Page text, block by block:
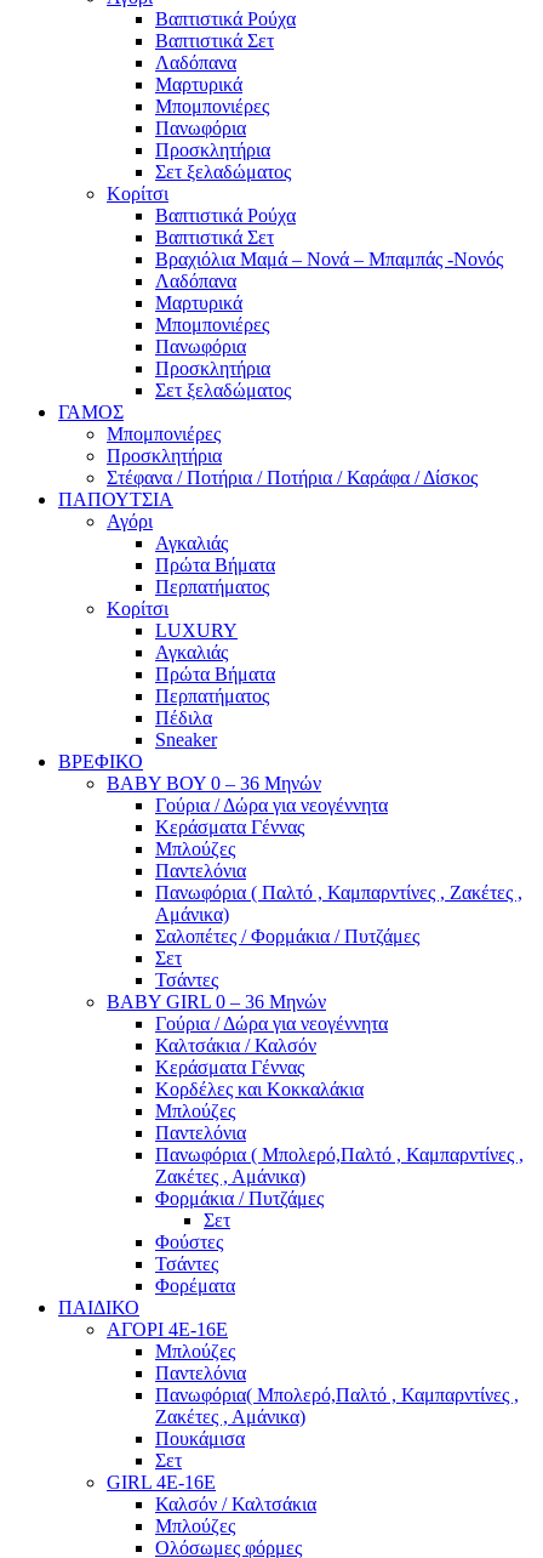
Βαπτιστικά Ρούχα
Βαπτιστικά Σετ
Λαδόπανα
Μαρτυρικά
Μπομπονιέρες
Πανωφόρια
Προσκλητήρια
Σετ ξελαδώματος
Κορίτσι
Βαπτιστικά Ρούχα
Βαπτιστικά Σετ
Βραχιόλια Μαμά – Νονά – Μπαμπάς -Νονός
Λαδόπανα
Μαρτυρικά
Μπομπονιέρες
Πανωφόρια
Προσκλητήρια
Σετ ξελαδώματος
ΓΑΜΟΣ
Μπομπονιέρες
Προσκλητήρια
Στέφανα / Ποτήρια / Ποτήρια / Καράφα / Δίσκος
ΠΑΠΟΥΤΣΙΑ
Αγόρι
Αγκαλιάς
Πρώτα Βήματα
Περπατήματος
Κορίτσι
LUXURY
Αγκαλιάς
Πρώτα Βήματα
Περπατήματος
Πέδιλα
Sneaker
ΒΡΕΦΙΚΟ
ΒΑΒΥ ΒΟΥ 0 – 36 Μηνών
Γούρια / Δώρα για νεογέννητα
Κεράσματα Γέννας
Μπλούζες
Παντελόνια
Πανωφόρια ( Παλτό , Καμπαρντίνες , Ζακέτες ,
Αμάνικα)
Σαλοπέτες / Φορμάκια / Πυτζάμες
Σετ
Τσάντες
BABY GIRL 0 – 36 Μηνών
Γούρια / Δώρα για νεογέννητα
Καλτσάκια / Καλσόν
Κεράσματα Γέννας
Κορδέλες και Κοκκαλάκια
Μπλούζες
Παντελόνια
Πανωφόρια ( Μπολερό,Παλτό , Καμπαρντίνες ,
Ζακέτες , Αμάνικα)
Φορμάκια / Πυτζάμες
Σετ
Φούστες
Τσάντες
Φορέματα
ΠΑΙΔΙΚΟ
ΑΓΟΡΙ 4Ε-16Ε
Μπλούζες
Παντελόνια
Πανωφόρια( Μπολερό,Παλτό , Καμπαρντίνες ,
Ζακέτες , Αμάνικα)
Πουκάμισα
Σετ
GIRL 4Ε-16Ε
Καλσόν / Καλτσάκια
Μπλούζες
Ολόσωμες φόρμες